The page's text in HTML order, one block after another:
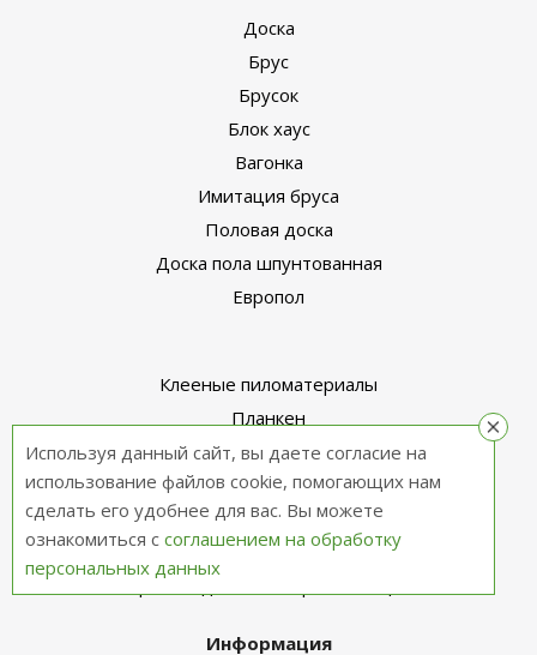
Доска
Брус
Брусок
Блок хаус
Вагонка
Имитация бруса
Половая доска
Доска пола шпунтованная
Европол
Клееные пиломатериалы
Планкен
Фанера
Пиломатериалы для бани и сауны
Антисептированный пиломатериал
Лиственница
Производственный рабочий цех
Информация
Используя данный сайт, вы даете согласие на
использование файлов cookie, помогающих нам
сделать его удобнее для вас. Вы можете
ознакомиться с соглашением на обработку
персональных данных